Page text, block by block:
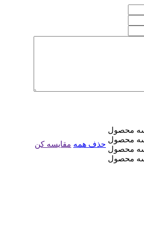
حذف همه مقایسه کن